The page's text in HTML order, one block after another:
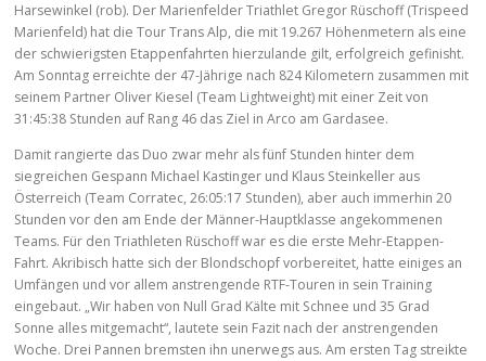
Harsewinkel (rob). Der Marienfelder Triathlet Gregor Rüschoff (Trispeed
Marienfeld) hat die Tour Trans Alp, die mit 19.267 Höhenmetern als eine
der schwierigsten Etappenfahrten hierzulande gilt, erfolgreich gefinisht.
Am Sonntag erreichte der 47-Jährige nach 824 Kilometern zusammen mit
seinem Partner Oliver Kiesel (Team Lightweight) mit einer Zeit von
31:45:38 Stunden auf Rang 46 das Ziel in Arco am Gardasee.
Damit rangierte das Duo zwar mehr als fünf Stunden hinter dem
siegreichen Gespann Michael Kastinger und Klaus Steinkeller aus
Österreich (Team Corratec, 26:05:17 Stunden), aber auch immerhin 20
Stunden vor den am Ende der Männer-Hauptklasse angekommenen
Teams. Für den Triathleten Rüschoff war es die erste Mehr-Etappen-
Fahrt. Akribisch hatte sich der Blondschopf vorbereitet, hatte einiges an
Umfängen und vor allem anstrengende RTF-Touren in sein Training
eingebaut. „Wir haben von Null Grad Kälte mit Schnee und 35 Grad
Sonne alles mitgemacht“, lautete sein Fazit nach der anstrengenden
Woche. Drei Pannen bremsten ihn unerwegs aus. Am ersten Tag streikte